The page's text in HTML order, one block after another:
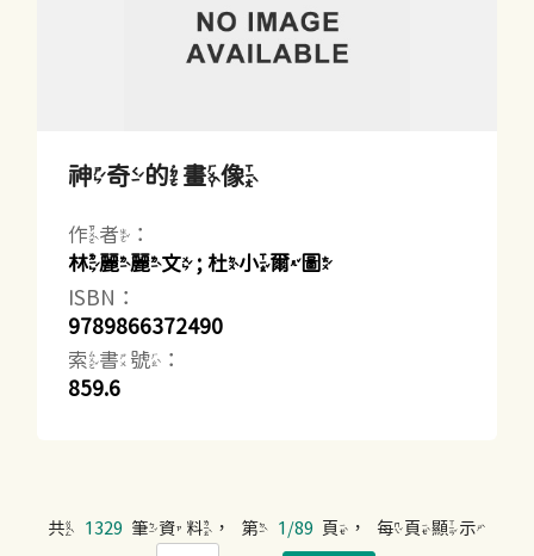
神奇的畫像
作者：
林麗麗文 ; 杜小爾圖
ISBN：
9789866372490
索書號：
859.6
共 1329 筆資料，第 1/89 頁，每頁顯示